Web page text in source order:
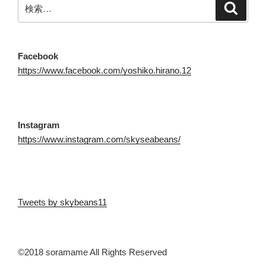
索:
Facebook
https://www.facebook.com/yoshiko.hirano.12
Instagram
https://www.instagram.com/skyseabeans/
Tweets by skybeans11
©2018 soramame All Rights Reserved